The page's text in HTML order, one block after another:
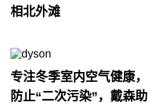
相北外滩
专注冬季室内空气健康，
防止“二次污染”，戴森助